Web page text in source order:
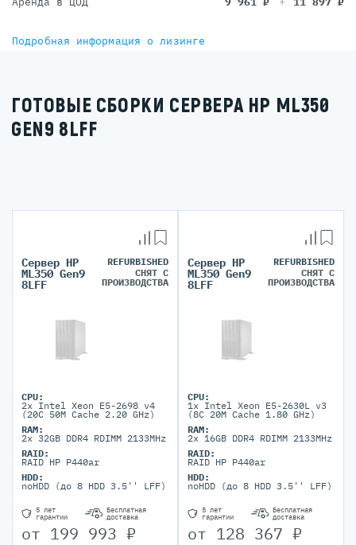
Подробная информация о лизинге
ГОТОВЫЕ СБОРКИ СЕРВЕРА HP ML350
GEN9 8LFF
Сервер HP
ML350 Gen9
8LFF
REFURBISHED
СНЯТ С
ПРОИЗВОДСТВА
CPU:
2x Intel Xeon E5-2698 v4
(20C 50M Cache 2.20 GHz)
RAM:
2x 32GB DDR4 RDIMM 2133MHz
RAID:
RAID HP P440ar
HDD:
noHDD (до 8 HDD 3.5'' LFF)
5 лет
гарантии
Бесплатная
доставка
от 199 993 ₽
Сервер HP
ML350 Gen9
8LFF
REFURBISHED
СНЯТ С
ПРОИЗВОДСТВА
CPU:
1x Intel Xeon E5-2630L v3
(8C 20M Cache 1.80 GHz)
RAM:
2x 16GB DDR4 RDIMM 2133MHz
RAID:
RAID HP P440ar
HDD:
noHDD (до 8 HDD 3.5'' LFF)
5 лет
гарантии
Бесплатная
доставка
от 128 367 ₽